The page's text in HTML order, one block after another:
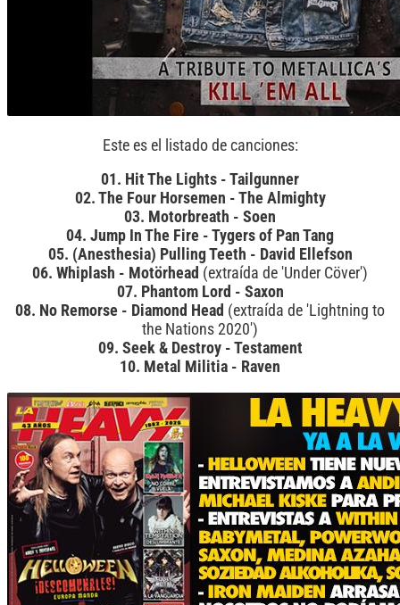
Este es el listado de canciones:
01. Hit The Lights - Tailgunner
02. The Four Horsemen - The Almighty
03. Motorbreath - Soen
04. Jump In The Fire - Tygers of Pan Tang
05. (Anesthesia) Pulling Teeth - David Ellefson
06. Whiplash - Motörhead (extraída de 'Under Cöver')
07. Phantom Lord - Saxon
08. No Remorse - Diamond Head (extraída de 'Lightning to
the Nations 2020')
09. Seek & Destroy - Testament
10. Metal Militia - Raven